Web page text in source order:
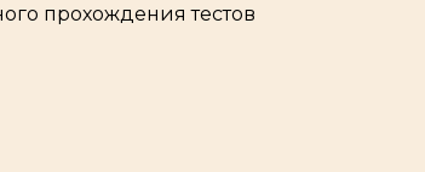
прохождения тестов